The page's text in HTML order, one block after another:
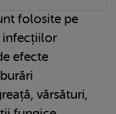
folosite pe
infecțiilor
efecte
vărsături,